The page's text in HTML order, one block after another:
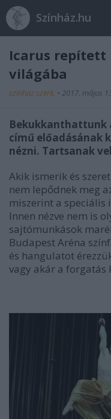
Színház.hu
Icarus repített
világába
szinhaz szerk. • 2017. május
Bekukkanthattunk
című előadásának
nézni. Tartsanak
Akik ismerik és
nem lepődnek meg
miszerint a
Innen nézve nem is
sajtómunkások
Budapest Aréna
és hangulatot
vagy akár a forgatás